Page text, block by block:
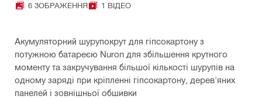
6 ЗОБРАЖЕННЯ 1 ВІДЕО
Акумуляторний шурупокрут для гіпсокартону з
потужною батареєю Nuron для збільшення крутного
моменту та закручування більшої кількості шурупів на
одному заряді при кріпленні гіпсокартону, дерев'яних
панелей і зовнішньої обшивки